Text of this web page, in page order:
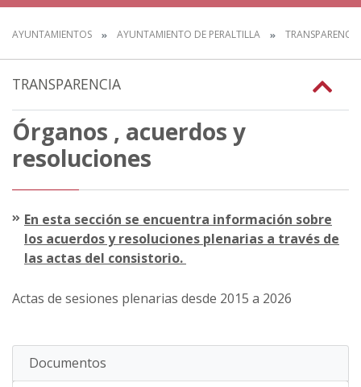
AYUNTAMIENTOS AYUNTAMIENTO DE PERALTILLA TRANSPARENCIA
TRANSPARENCIA
Órganos , acuerdos y
resoluciones
En esta sección se encuentra información sobre
los acuerdos y resoluciones plenarias a través de
las actas del consistorio.
Actas de sesiones plenarias desde 2015 a 2026
Documentos